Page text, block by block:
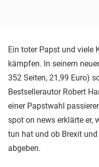
Ein toter Papst und viele
kämpfen. In seinem
352 Seiten, 21,99 Euro)
Bestsellerautor Robert
einer Papstwahl
spot on news erklärte er,
tun hat und ob Brexit
abgeben.